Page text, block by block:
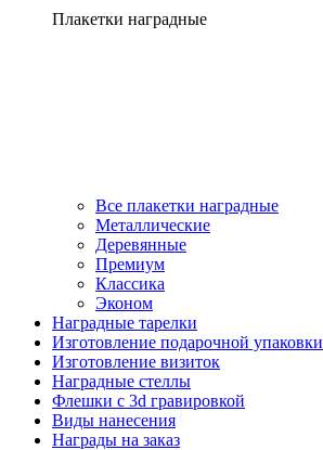
Плакетки наградные
Все плакетки наградные
Металлические
Деревянные
Премиум
Классика
Эконом
Наградные тарелки
Изготовление подарочной упаковки
Изготовление визиток
Наградные стеллы
Флешки с 3d гравировкой
Виды нанесения
Награды на заказ